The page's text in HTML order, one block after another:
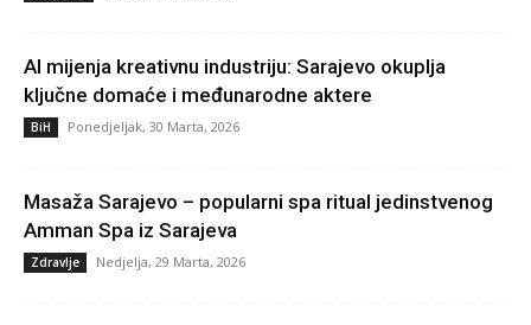
AI mijenja kreativnu industriju: Sarajevo okuplja
ključne domaće i međunarodne aktere
BiH Ponedjeljak, 30 Marta, 2026
Masaža Sarajevo – popularni spa ritual jedinstvenog
Amman Spa iz Sarajeva
Zdravlje Nedjelja, 29 Marta, 2026